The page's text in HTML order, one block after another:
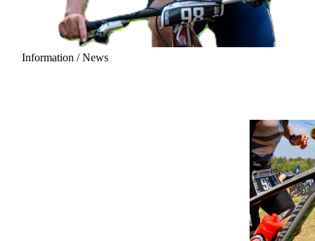
Information / News